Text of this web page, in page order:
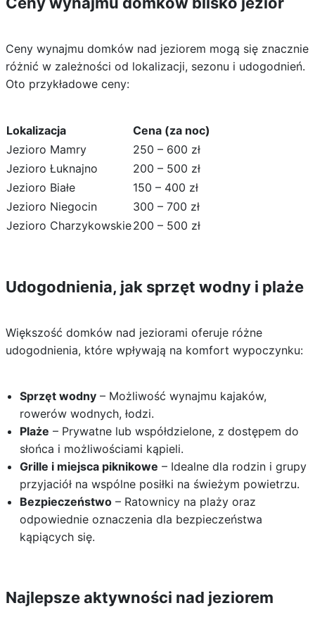
Ceny wynajmu domków nad jeziorem mogą się znacznie
różnić w zależności od lokalizacji, sezonu i udogodnień.
Oto przykładowe ceny:
Lokalizacja
Cena (za noc)
Jezioro Mamry
250 – 600 zł
Jezioro Łuknajno
200 – 500 zł
Jezioro Białe
150 – 400 zł
Jezioro Niegocin
300 – 700 zł
Jezioro Charzykowskie200 – 500 zł
Udogodnienia, jak sprzęt wodny i plaże
Większość domków nad jeziorami oferuje różne
udogodnienia, które wpływają na komfort wypoczynku:
Sprzęt wodny– Możliwość wynajmu kajaków,
rowerów wodnych, łodzi.
Plaże – Prywatne lub współdzielone, z dostępem do
słońca i możliwościami kąpieli.
Grille i miejsca piknikowe – Idealne dla rodzin i grupy
przyjaciół na wspólne posiłki na świeżym powietrzu.
Bezpieczeństwo– Ratownicy na plaży oraz
odpowiednie oznaczenia dla bezpieczeństwa
kąpiących się.
Najlepsze aktywności nad jeziorem